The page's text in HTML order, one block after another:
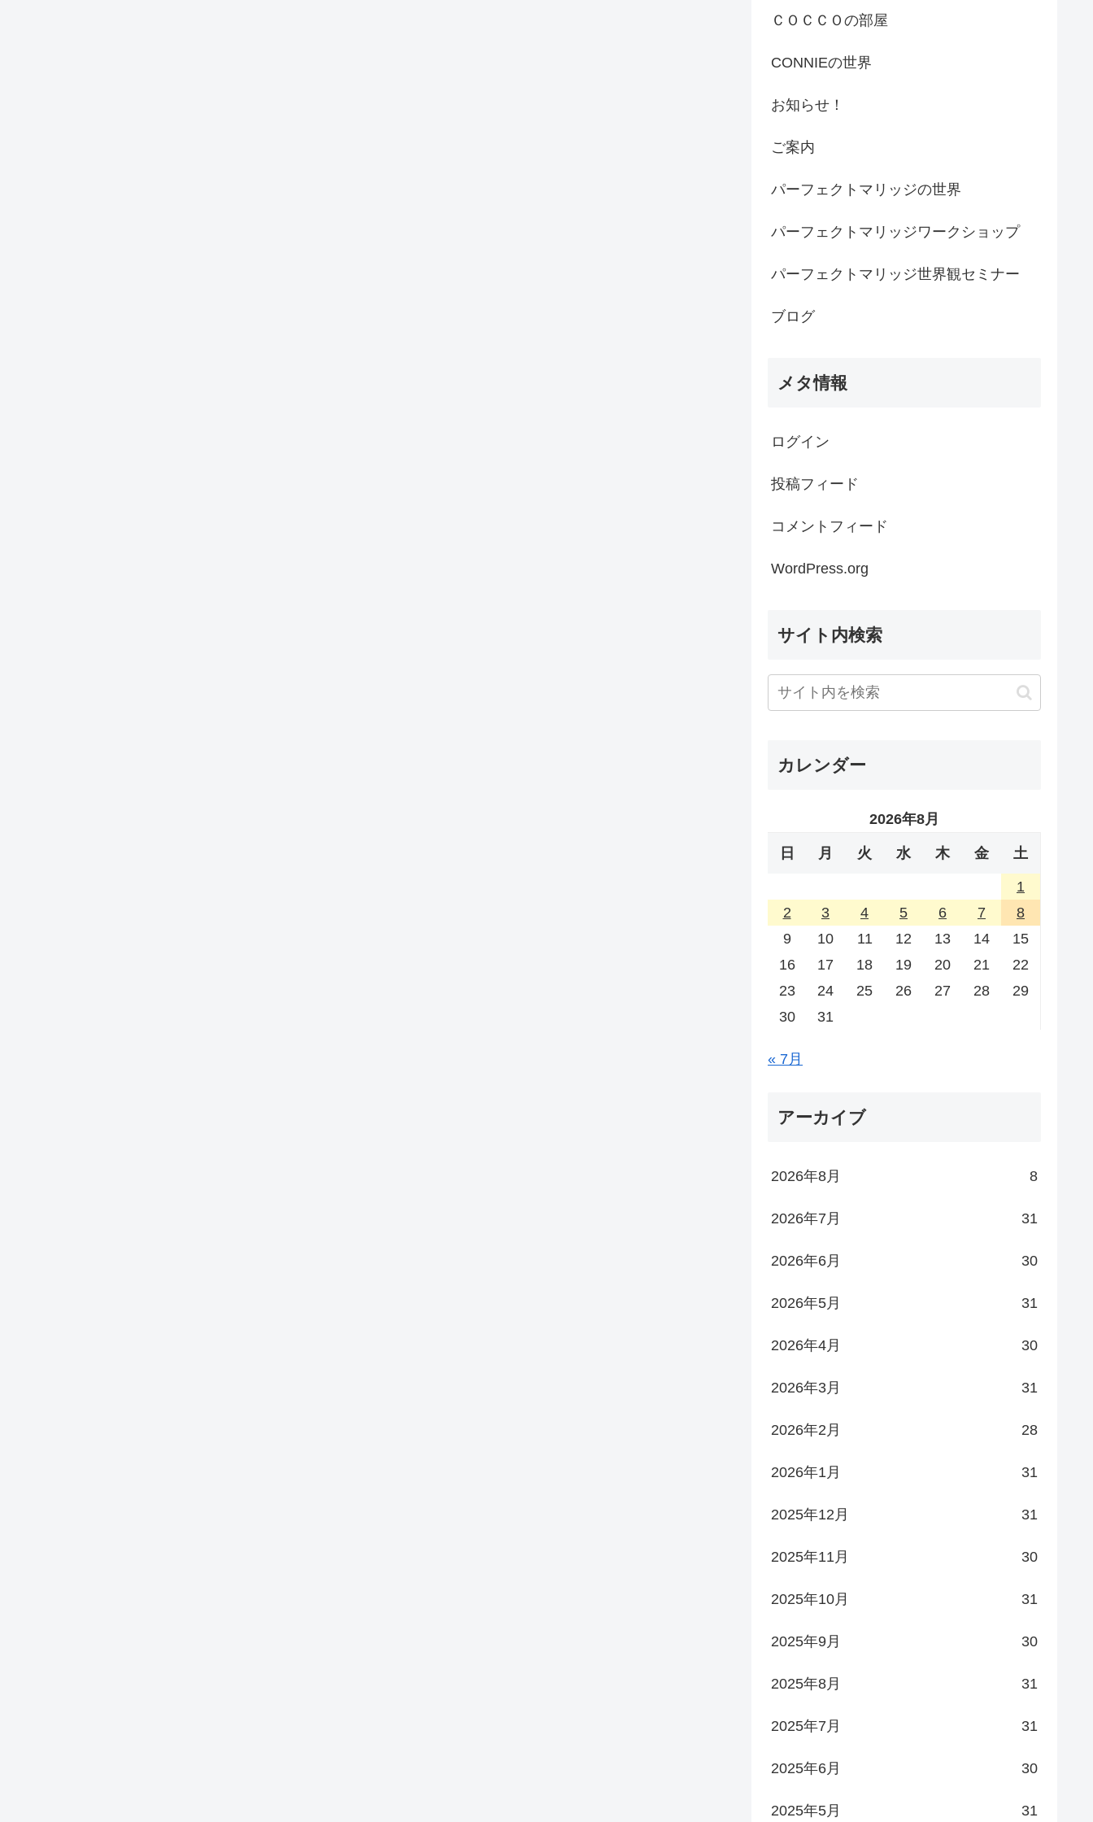
ＣＯＣＣＯの部屋
CONNIEの世界
お知らせ！
ご案内
パーフェクトマリッジの世界
パーフェクトマリッジワークショップ
パーフェクトマリッジ世界観セミナー
ブログ
メタ情報
ログイン
投稿フィード
コメントフィード
WordPress.org
サイト内検索
カレンダー
2026年8月
日 月 火 水 木 金 土
1
2
3 4 5 6 7
8
9
10 11 12 13 14
15
16
17 18 19 20 21
22
23
24 25 26 27 28
29
30
31
« 7月
アーカイブ
2026年8月 8
2026年7月 31
2026年6月 30
2026年5月 31
2026年4月 30
2026年3月 31
2026年2月 28
2026年1月 31
2025年12月 31
2025年11月 30
2025年10月 31
2025年9月 30
2025年8月 31
2025年7月 31
2025年6月 30
2025年5月 31